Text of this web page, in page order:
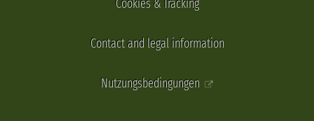
Cookies & Tracking
Contact and legal information
Nutzungsbedingungen